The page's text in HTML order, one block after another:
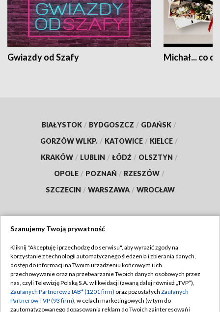
Gwiazdy od Szafy Michał... co
BIAŁYSTOK / BYDGOSZCZ / GDAŃSK /
GORZÓW WLKP. / KATOWICE / KIELCE /
KRAKÓW / LUBLIN / ŁÓDŹ / OLSZTYN /
OPOLE / POZNAŃ / RZESZÓW /
SZCZECIN / WARSZAWA / WROCŁAW
TVP
Abonament TVP
Emisja w TVP
Centrum informacji TVP
Regulamin TVP
Polityka prywatności
Moje zgody
Szanujemy Twoją prywatność
Kliknij "Akceptuję i przechodzę do serwisu", aby wyrazić zgody na
korzystanie z technologii automatycznego śledzenia i zbierania danych,
dostęp do informacji na Twoim urządzeniu końcowym i ich
przechowywanie oraz na przetwarzanie Twoich danych osobowych przez
nas, czyli Telewizję Polską S.A. w likwidacji (zwaną dalej również „TVP”),
Zaufanych Partnerów z IAB* (1201 firm) oraz pozostałych Zaufanych
Partnerów TVP (93 firm), w celach marketingowych (w tym do
zautomatyzowanego dopasowania reklam do Twoich zainteresowań i